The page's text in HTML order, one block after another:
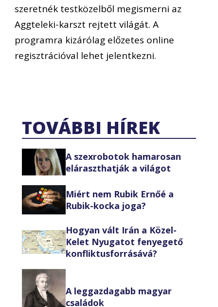
szeretnék testközelből megismerni az
Aggteleki-karszt rejtett világát. A
programra kizárólag előzetes online
regisztrációval lehet jelentkezni.
TOVÁBBI HÍREK
A szexrobotok hamarosan
eláraszthatják a világot
Miért nem Rubik Ernőé a
Rubik-kocka joga?
Hogyan vált Irán a Közel-
Kelet Nyugatot fenyegető
konfliktusforrásává?
A leggazdagabb magyar
családok